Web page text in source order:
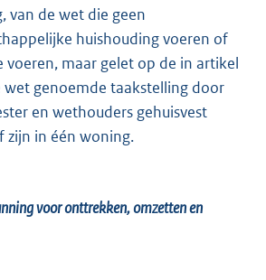
van de wet die geen
huishouding voeren of
voeren, maar gelet op de in artikel
wet genoemde taakstelling door
en wethouders gehuisvest
zijn in één woning.
voor onttrekken, omzetten en